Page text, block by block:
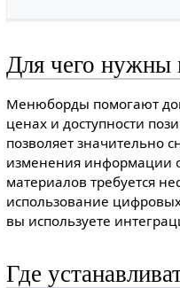
Для чего
Менюборды помогают
ценах и доступности
позволяет значительно
изменения информации
материалов требуется
использование
вы используете
Где